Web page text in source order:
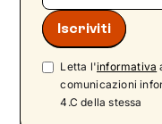
Letta l'informativa
comunicazioni
4.C della stessa